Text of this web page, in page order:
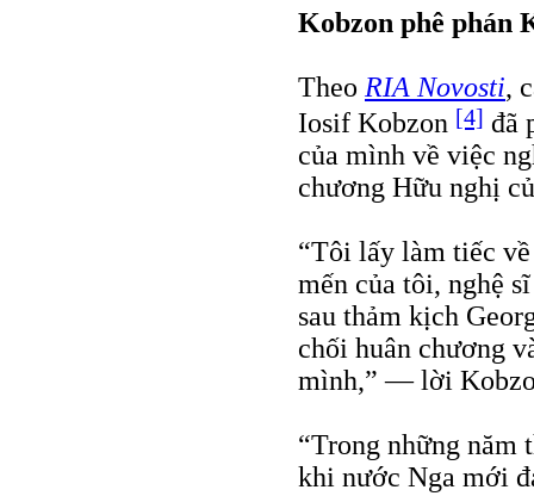
Kobzon phê phán
Theo RIA Novosti,
Iosif Kobzon [4] đã
của mình về việc
chương Hữu nghị
“Tôi lấy làm tiếc
mến của tôi, nghệ
sau thảm kịch
chối huân chương
mình,” — lời
“Trong những năm
khi nước Nga mới